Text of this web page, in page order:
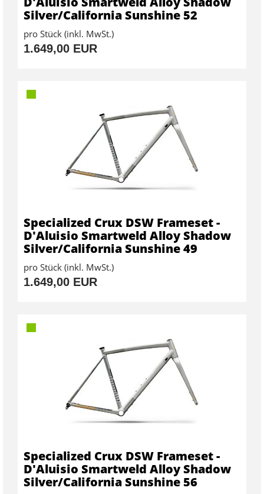
Silver/California Sunshine 52
pro Stück (inkl. MwSt.)
1.649,00 EUR
Specialized Crux DSW Frameset -
D'Aluisio Smartweld Alloy Shadow
Silver/California Sunshine 49
pro Stück (inkl. MwSt.)
1.649,00 EUR
Specialized Crux DSW Frameset -
D'Aluisio Smartweld Alloy Shadow
Silver/California Sunshine 56